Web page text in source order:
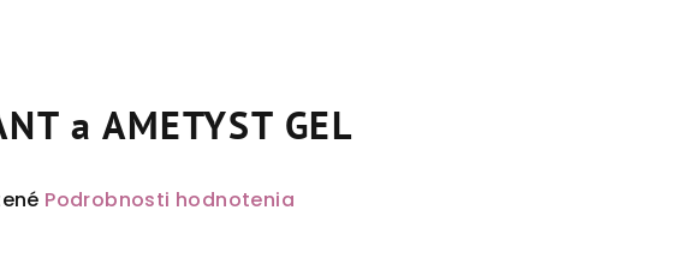
a AMETYST GEL
Podrobnosti hodnotenia